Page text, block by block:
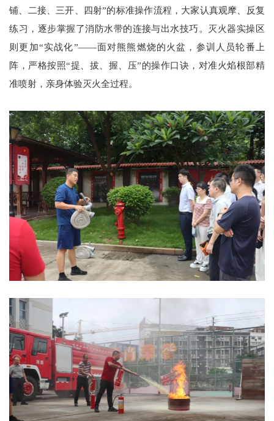
铺、二接、三开、四射”的标准操作流程，大家认真观摩、反复
练习，逐步掌握了消防水带的连接与出水技巧。灭火器实操区
则更加“实战化”——面对熊熊燃烧的火盆，参训人员轮番上
阵，严格按照“提、拔、握、压”的操作口诀，对准火焰根部精
准喷射，亲身体验灭火全过程。